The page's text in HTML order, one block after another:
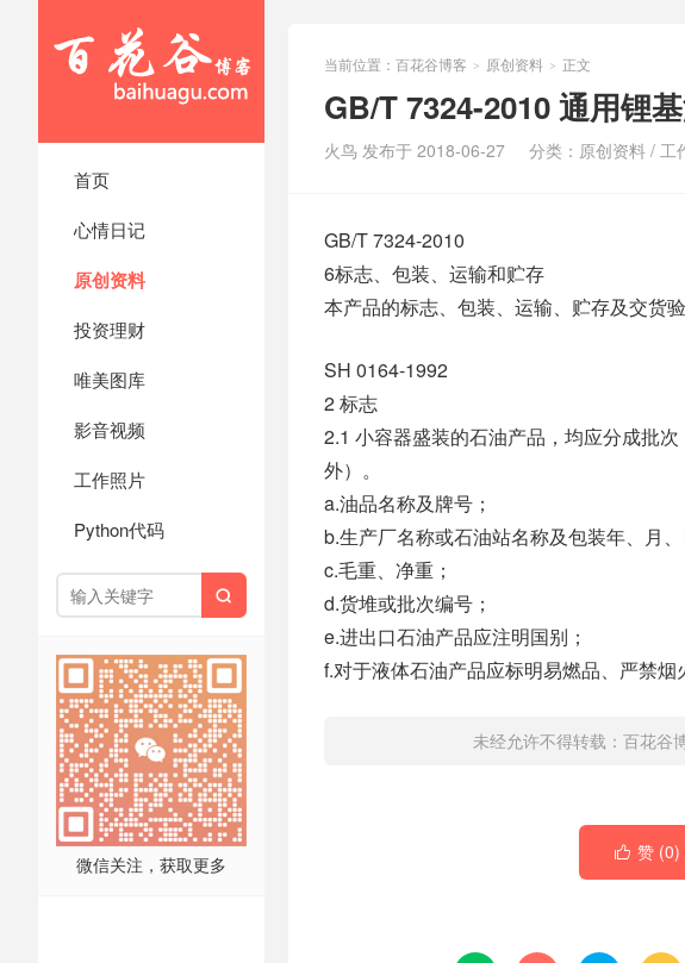
首页
心情日记
原创资料
投资理财
唯美图库
影音视频
工作照片
Python代码

微信关注，获取更多
当前位置： 百花谷博客 > 原创资料 > 正文
GB/T 7324-2010 通用锂
火鸟 发布于 2018-06-27 分类： 原创资料 / 工
GB/T 7324-2010
6标志、包装、运输和贮存
本产品的标志、包装、运输、贮存及交货
SH 0164-1992
2 标志
2.1 小容器盛装的石油产品，均应分成批
外）。
a.油品名称及牌号；
b.生产厂名称或石油站名称及包装年、月、
c.毛重、净重；
d.货堆或批次编号；
e.进出口石油产品应注明国别；
f.对于液体石油产品应标明易燃品、严禁烟
未经允许不得转载： 百花谷
 赞 (0)